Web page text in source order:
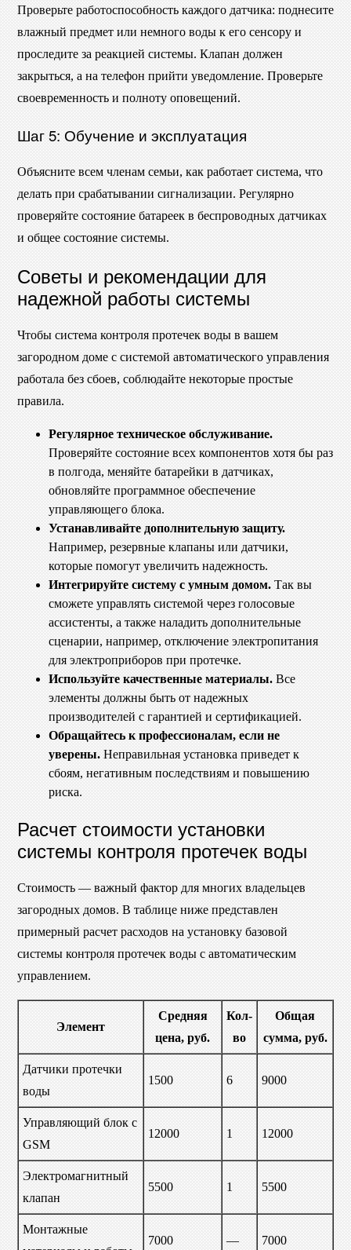
Проверьте работоспособность каждого датчика: поднесите
влажный предмет или немного воды к его сенсору и
проследите за реакцией системы. Клапан должен
закрыться, а на телефон прийти уведомление. Проверьте
своевременность и полноту оповещений.
Шаг 5: Обучение и эксплуатация
Объясните всем членам семьи, как работает система, что
делать при срабатывании сигнализации. Регулярно
проверяйте состояние батареек в беспроводных датчиках
и общее состояние системы.
Советы и рекомендации для
надежной работы системы
Чтобы система контроля протечек воды в вашем
загородном доме с системой автоматического управления
работала без сбоев, соблюдайте некоторые простые
правила.
Регулярное техническое обслуживание.
Проверяйте состояние всех компонентов хотя бы раз
в полгода, меняйте батарейки в датчиках,
обновляйте программное обеспечение
управляющего блока.
Устанавливайте дополнительную защиту.
Например, резервные клапаны или датчики,
которые помогут увеличить надежность.
Интегрируйте систему с умным домом. Так вы
сможете управлять системой через голосовые
ассистенты, а также наладить дополнительные
сценарии, например, отключение электропитания
для электроприборов при протечке.
Используйте качественные материалы. Все
элементы должны быть от надежных
производителей с гарантией и сертификацией.
Обращайтесь к профессионалам, если не
уверены. Неправильная установка приведет к
сбоям, негативным последствиям и повышению
риска.
Расчет стоимости установки
системы контроля протечек воды
Стоимость — важный фактор для многих владельцев
загородных домов. В таблице ниже представлен
примерный расчет расходов на установку базовой
системы контроля протечек воды с автоматическим
управлением.
Элемент
Средняя
цена, руб.
Кол-
во
Общая
сумма, руб.
Датчики протечки
воды
1500 6 9000
Управляющий блок с
GSM
12000 1 12000
Электромагнитный
клапан
5500 1 5500
Монтажные
7000 — 7000